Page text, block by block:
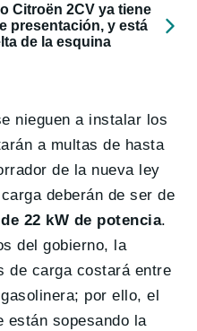
Citroën 2CV ya tiene
presentación, y está
de la esquina
nieguen a instalar los
a multas de hasta
de la nueva ley
deberán de ser de
de 22 kW de potencia.
del gobierno, la
de carga costará entre
por ello, el
están sopesando la